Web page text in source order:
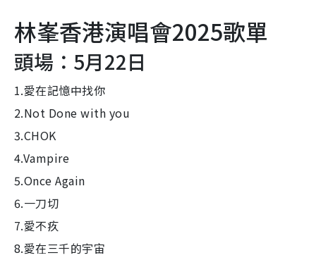
林峯香港演唱會2025歌單
頭場：5月22日
1.愛在記憶中找你
2.Not Done with you
3.CHOK
4.Vampire
5.Once Again
6.一刀切
7.愛不疚
8.愛在三千的宇宙